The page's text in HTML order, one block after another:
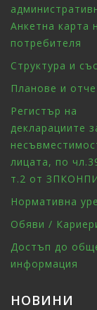
Анкетна карта
потребителя
Структура и
Планове и
Регистър на
декларациите
лицата, по
т.2 от
Нормативна
Обяви /
Достъп до
информация
НОВИНИ